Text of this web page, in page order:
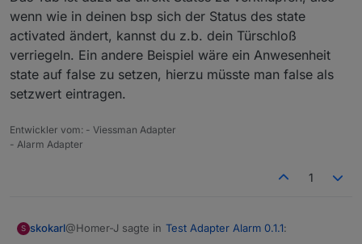
wenn wie in deinen bsp sich der Status des state
activated ändert, kannst du z.b. dein Türschloß
verriegeln. Ein andere Beispiel wäre ein Anwesenheit
state auf false zu setzen, hierzu müsste man false als
setzwert eintragen.
Entwickler vom: - Viessman Adapter
- Alarm Adapter
1
S skokarl@Homer-J sagte in Test Adapter Alarm 0.1.1: